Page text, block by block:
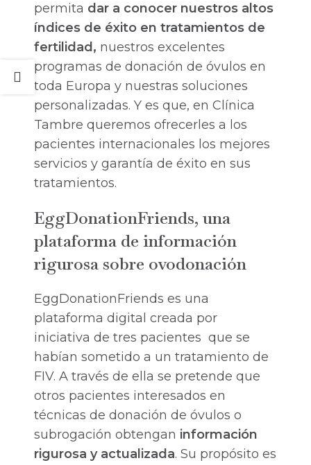
permita dar a conocer nuestros altos
índices de éxito en tratamientos de
fertilidad, nuestros excelentes
programas de donación de óvulos en
toda Europa y nuestras soluciones
personalizadas. Y es que, en Clínica
Tambre queremos ofrecerles a los
pacientes internacionales los mejores
servicios y garantía de éxito en sus
tratamientos.
EggDonationFriends, una
plataforma de información
rigurosa sobre ovodonación
EggDonationFriends es una
plataforma digital creada por
iniciativa de tres pacientes que se
habían sometido a un tratamiento de
FIV. A través de ella se pretende que
otros pacientes interesados ​​en
técnicas de donación de óvulos o
subrogación obtengan información
rigurosa y actualizada. Su propósito es